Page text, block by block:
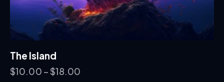
The Island
$10.00 –$18.00